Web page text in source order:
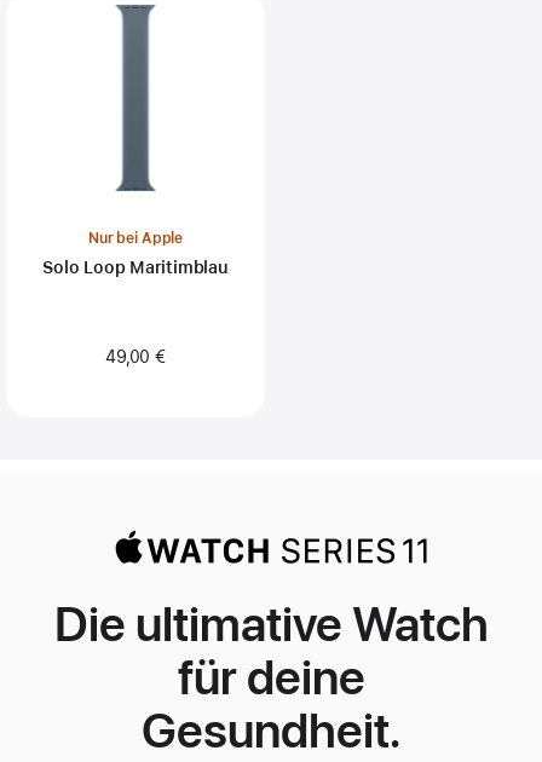
Nur bei Apple
Solo Loop Maritimblau
49,00 €
Die ultimative Watch
für deine
Gesundheit.